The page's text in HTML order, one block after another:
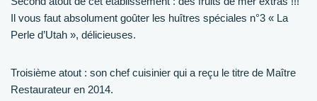
Il vous faut absolument goûter les huîtres spéciales n°3 « La
Perle d’Utah », délicieuses.
Troisième atout : son chef cuisinier qui a reçu le titre de Maître
Restaurateur en 2014.